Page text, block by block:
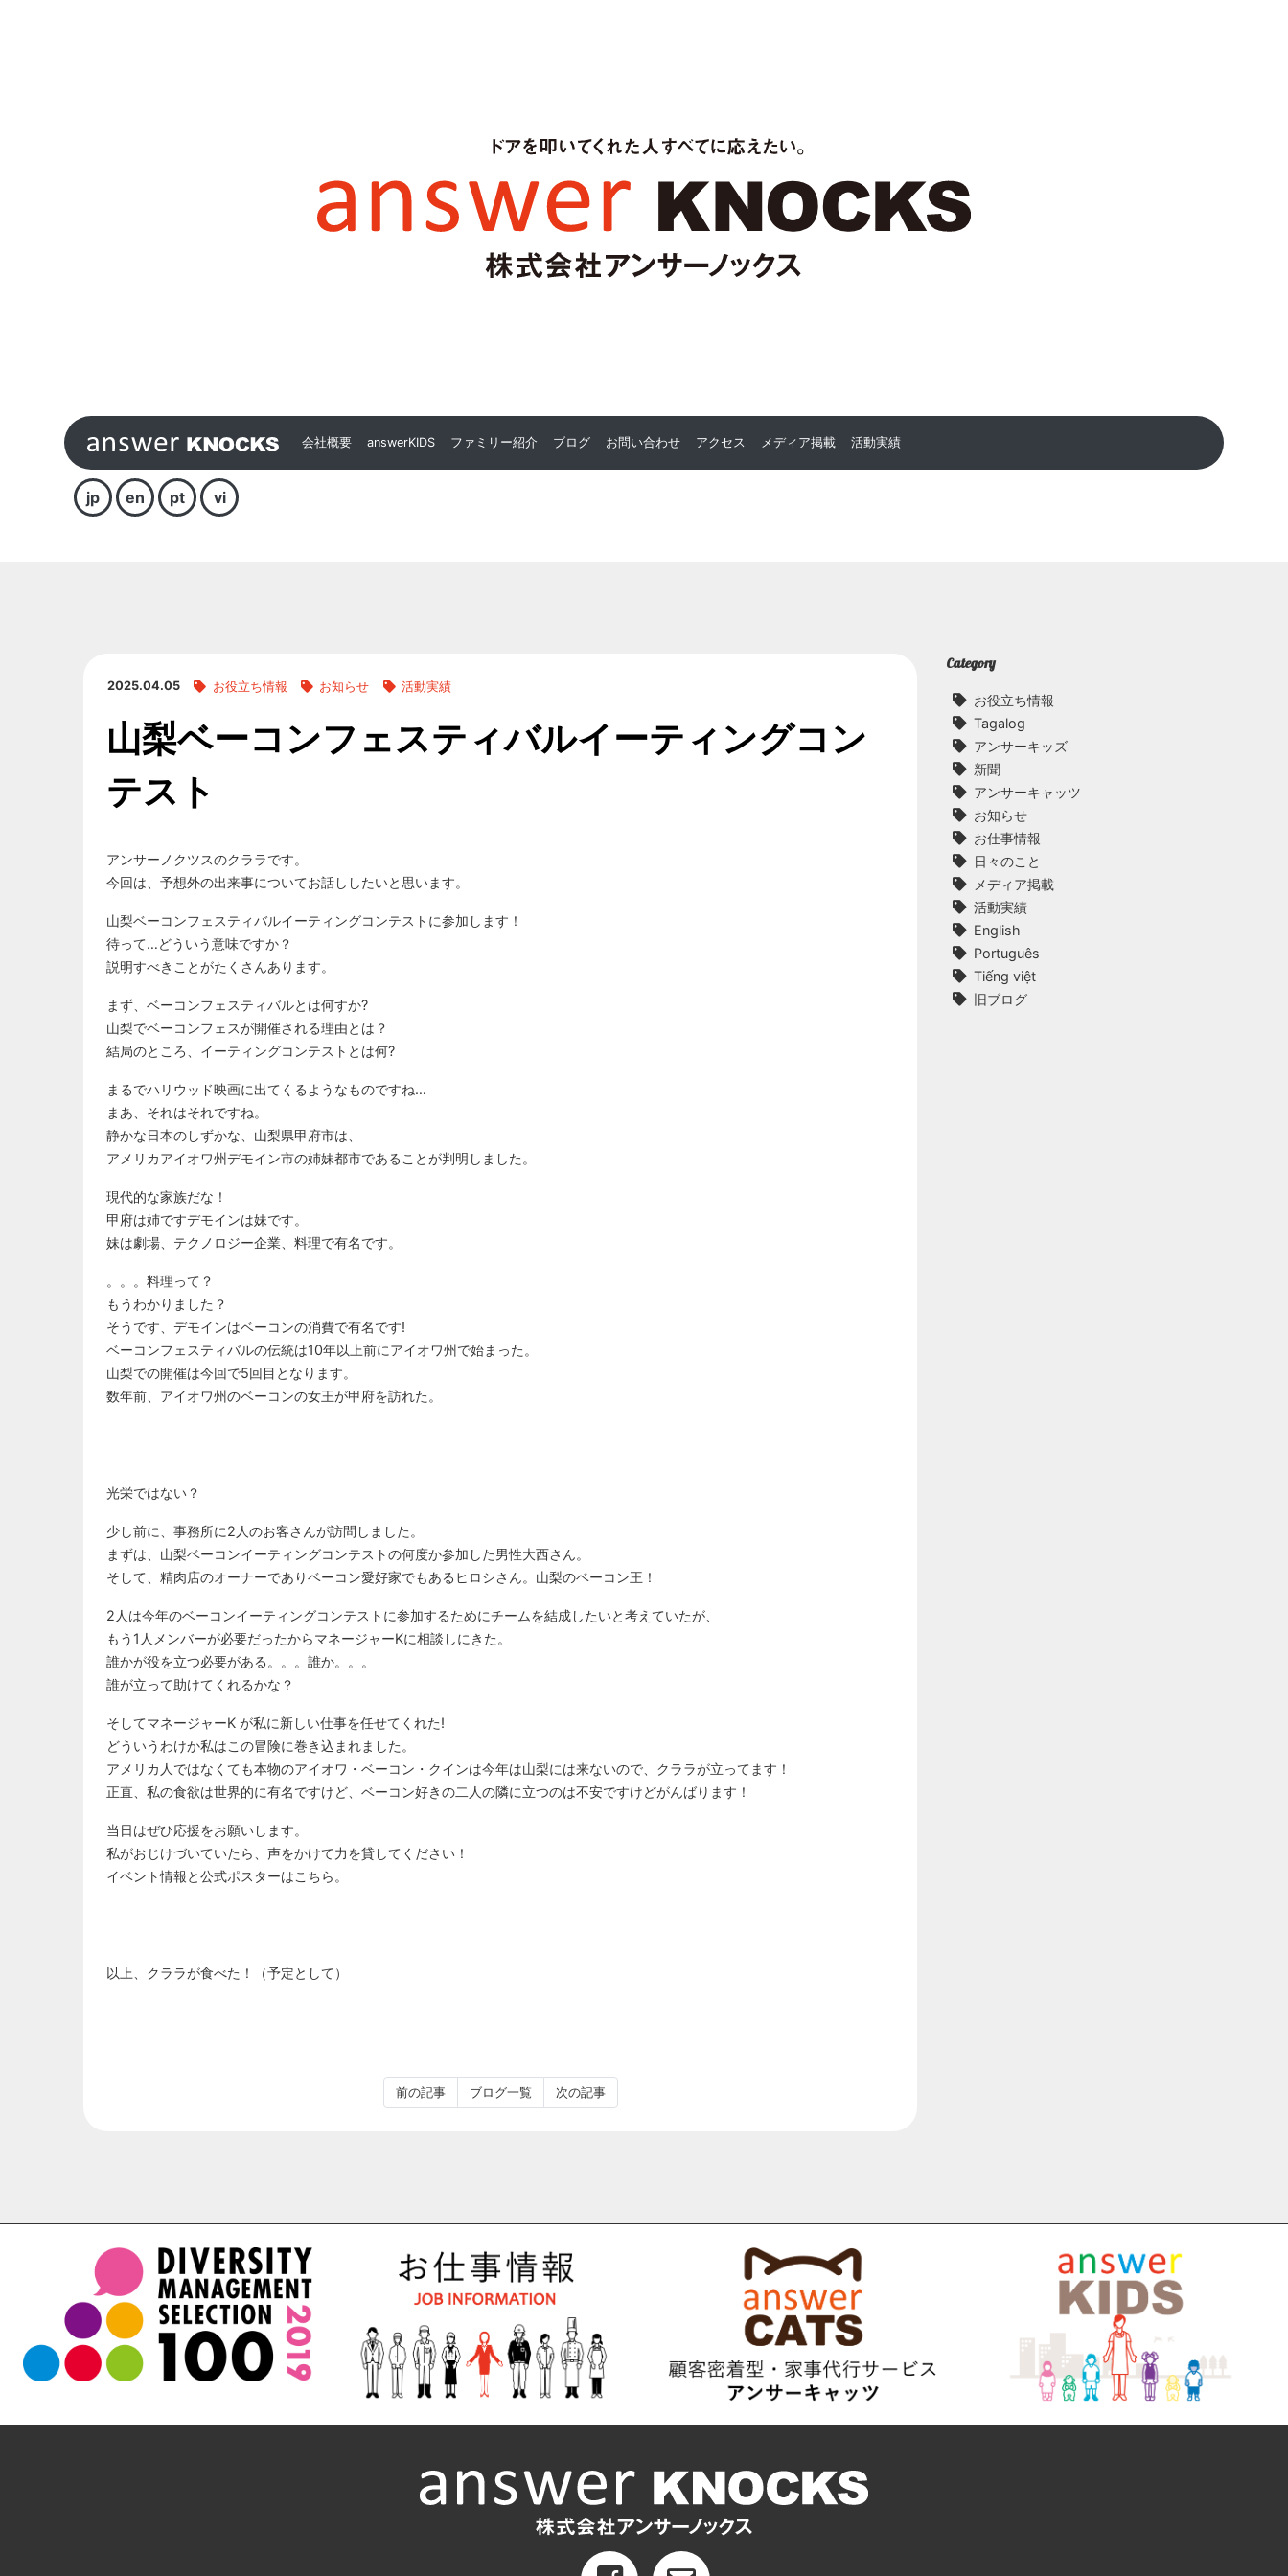
会社概要 answerKIDS ファミリー紹介 ブログ お問い合わせ アクセス メディア掲載 活動実績
jp en pt vi
2025.04.05 お役立ち情報 お知らせ 活動実績
山梨ベーコンフェスティバルイーティングコン
テスト
アンサーノクツスのクララです。
今回は、予想外の出来事についてお話ししたいと思います。
山梨ベーコンフェスティバルイーティングコンテストに参加します！
待って…どういう意味ですか？
説明すべきことがたくさんあります。
まず、ベーコンフェスティバルとは何すか?
山梨でベーコンフェスが開催される理由とは？
結局のところ、イーティングコンテストとは何?
まるでハリウッド映画に出てくるようなものですね…
まあ、それはそれですね。
静かな日本のしずかな、山梨県甲府市は、
アメリカアイオワ州デモイン市の姉妹都市であることが判明しました。
現代的な家族だな！
甲府は姉ですデモインは妹です。
妹は劇場、テクノロジー企業、料理で有名です。
。。。料理って？
もうわかりました？
そうです、デモインはベーコンの消費で有名です!
ベーコンフェスティバルの伝統は10年以上前にアイオワ州で始まった。
山梨での開催は今回で5回目となります。
数年前、アイオワ州のベーコンの女王が甲府を訪れた。
光栄ではない？
少し前に、事務所に2人のお客さんが訪問しました。
まずは、山梨ベーコンイーティングコンテストの何度か参加した男性大西さん。
そして、精肉店のオーナーでありベーコン愛好家でもあるヒロシさん。山梨のベーコン王！
2人は今年のベーコンイーティングコンテストに参加するためにチームを結成したいと考えていたが、
もう1人メンバーが必要だったからマネージャーKに相談しにきた。
誰かが役を立つ必要がある。。。誰か。。。
誰が立って助けてくれるかな？
そしてマネージャーK が私に新しい仕事を任せてくれた!
どういうわけか私はこの冒険に巻き込まれました。
アメリカ人ではなくても本物のアイオワ・ベーコン・クインは今年は山梨には来ないので、クララが立ってます！
正直、私の食欲は世界的に有名ですけど、ベーコン好きの二人の隣に立つのは不安ですけどがんばります！
当日はぜひ応援をお願いします。
私がおじけづいていたら、声をかけて力を貸してください！
イベント情報と公式ポスターはこちら。
以上、クララが食べた！（予定として）
前の記事 ブログ一覧 次の記事
Category
お役立ち情報
Tagalog
アンサーキッズ
新聞
アンサーキャッツ
お知らせ
お仕事情報
日々のこと
メディア掲載
活動実績
English
Português
Tiếng việt
旧ブログ